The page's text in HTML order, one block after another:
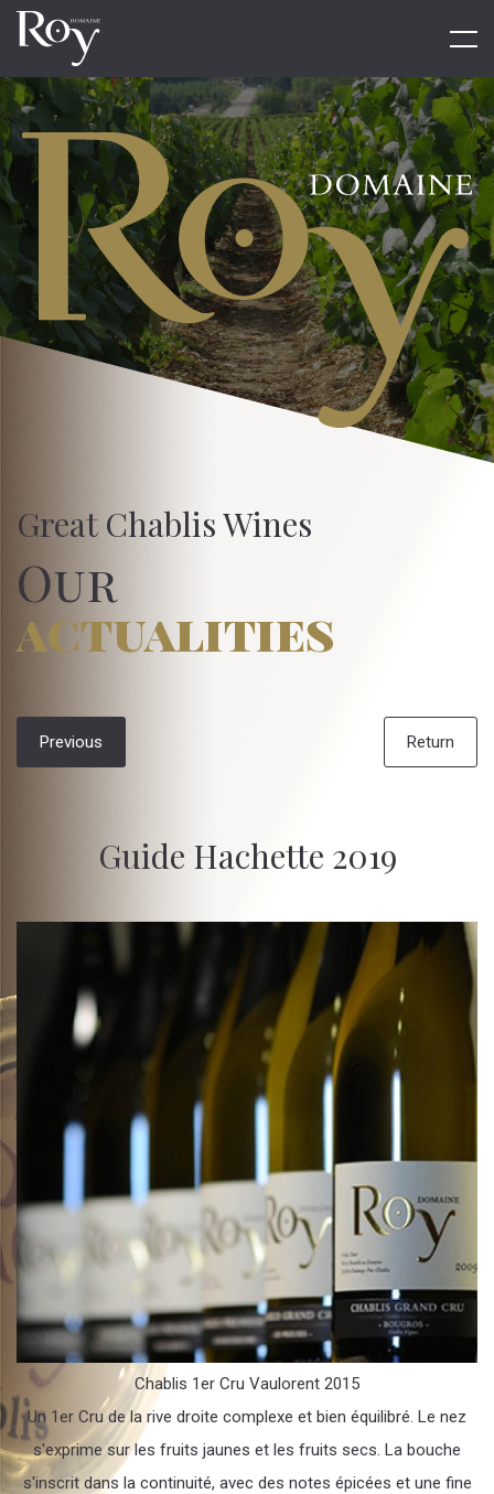
Great Chablis Wines
Our
actualities
Previous Return
Guide Hachette 2019
Chablis 1er Cru Vaulorent 2015
Un 1er Cru de la rive droite complexe et bien équilibré. Le nez
s'exprime sur les fruits jaunes et les fruits secs. La bouche
s'inscrit dans la continuité, avec des notes épicées et une fine